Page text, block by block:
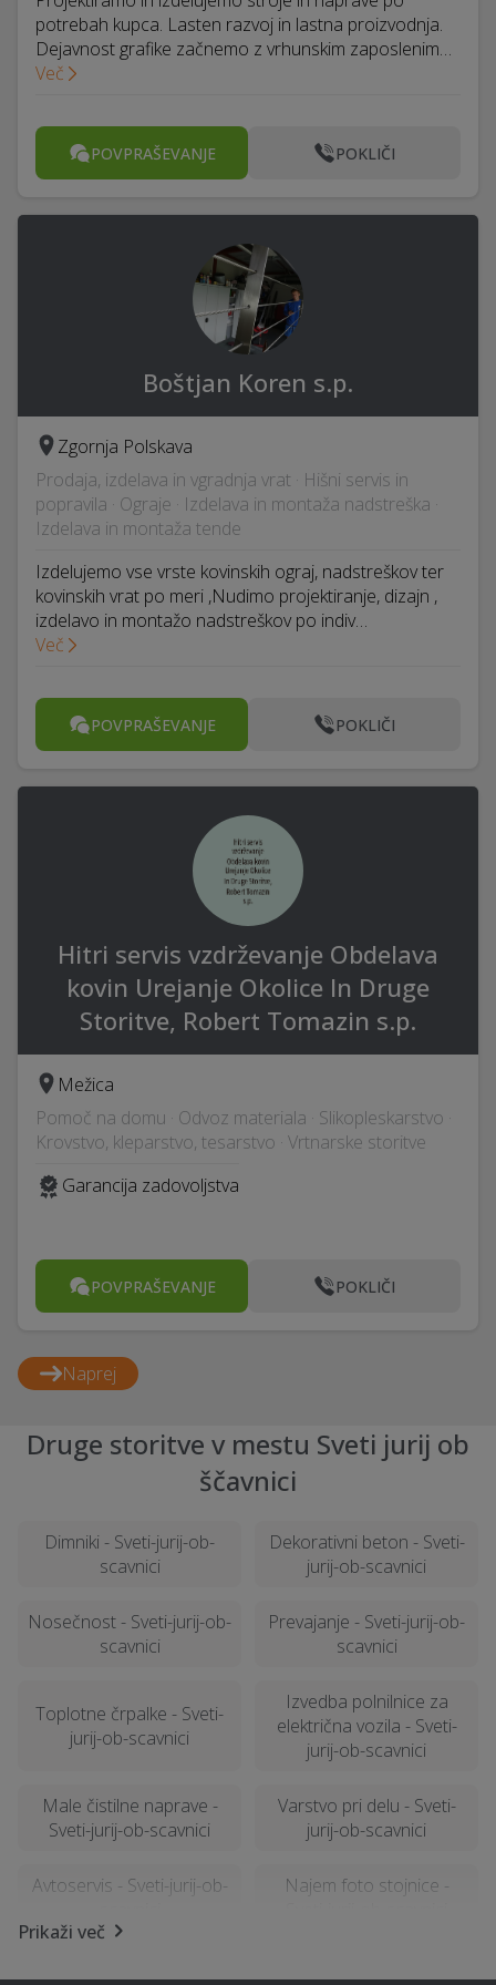
potrebah kupca. Lasten razvoj in lastna proizvodnja.
Dejavnost grafike začnemo z vrhunskim zaposlenim…
Več
POVPRAŠEVANJE POKLIČI
Boštjan Koren s.p.
Zgornja Polskava
Prodaja, izdelava in vgradnja vrat · Hišni servis in
popravila · Ograje · Izdelava in montaža nadstreška ·
Izdelava in montaža tende
Izdelujemo vse vrste kovinskih ograj, nadstreškov ter
kovinskih vrat po meri ,Nudimo projektiranje, dizajn ,
izdelavo in montažo nadstreškov po indiv…
Več
POVPRAŠEVANJE POKLIČI
Hitri servis vzdrževanje Obdelava
kovin Urejanje Okolice In Druge
Storitve, Robert Tomazin s.p.
Mežica
Pomoč na domu · Odvoz materiala · Slikopleskarstvo ·
Krovstvo, kleparstvo, tesarstvo · Vrtnarske storitve
Garancija zadovoljstva
POVPRAŠEVANJE POKLIČI
Naprej
Druge storitve v mestu Sveti jurij ob
ščavnici
Dimniki - Sveti-jurij-ob-
scavnici
Dekorativni beton - Sveti-
jurij-ob-scavnici
Nosečnost - Sveti-jurij-ob-
scavnici
Prevajanje - Sveti-jurij-ob-
scavnici
Toplotne črpalke - Sveti-
jurij-ob-scavnici
Izvedba polnilnice za
električna vozila - Sveti-
jurij-ob-scavnici
Male čistilne naprave -
Sveti-jurij-ob-scavnici
Varstvo pri delu - Sveti-
jurij-ob-scavnici
Avtoservis - Sveti-jurij-ob-
Najem foto stojnice -
Fizioterapija - Sveti-jurij-
Prikaži več